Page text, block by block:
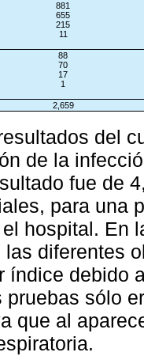
881
655
215
11
88
70
17
1
2,659
del
de la
fue de
para una
hospital. En
diferentes
índice debido
pruebas sólo
que al